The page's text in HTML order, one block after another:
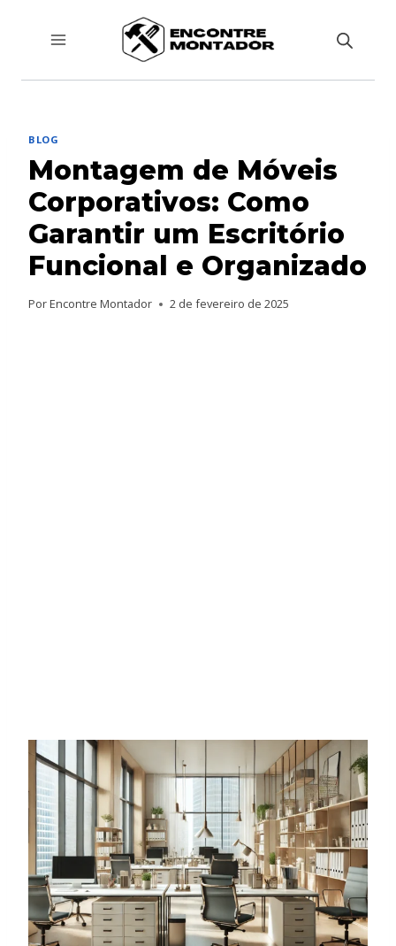
BLOG
Montagem de Móveis
Corporativos: Como
Garantir um Escritório
Funcional e Organizado
PorEncontre Montador 2 de fevereiro de 2025